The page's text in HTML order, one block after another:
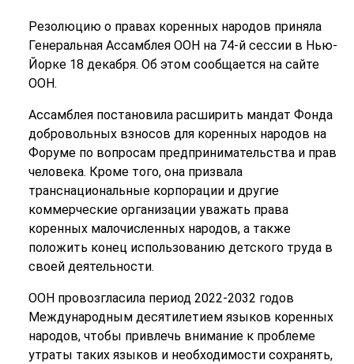
Резолюцию о правах коренных народов приняла
Генеральная Ассамблея ООН на 74-й сессии в Нью-
Йорке 18 декабря. Об этом сообщается на сайте
ООН.
Ассамблея постановила расширить мандат Фонда
добровольных взносов для коренных народов на
Форуме по вопросам предпринимательства и прав
человека. Кроме того, она призвала
транснациональные корпорации и другие
коммерческие организации уважать права
коренных малочисленных народов, а также
положить конец использованию детского труда в
своей деятельности.
ООН провозгласила период 2022-2032 годов
Международным десятилетием языков коренных
народов, чтобы привлечь внимание к проблеме
утраты таких языков и необходимости сохранять,